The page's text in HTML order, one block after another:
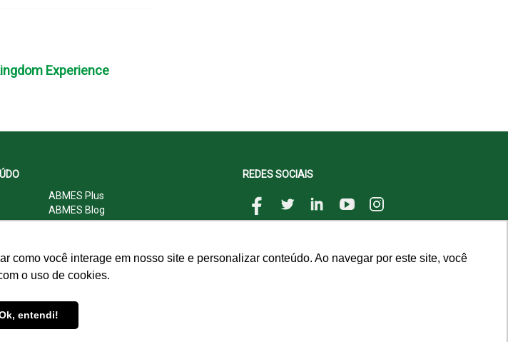
você interage em nosso site e personalizar conteúdo. Ao navegar por este site, você
o uso de cookies.
entendi!
Experience
ABMES Plus
ABMES Blog
Legislação
Contato
REDES SOCIAIS
Todos os direitos reservados.